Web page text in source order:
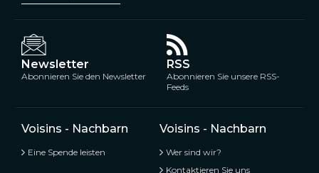
Newsletter
Abonnieren Sie den Newsletter
RSS
Abonnieren Sie unsere RSS-
Feeds
Voisins - Nachbarn
Eine Spende leisten
Voisins - Nachbarn
Wer sind wir?
Kontaktieren Sie uns